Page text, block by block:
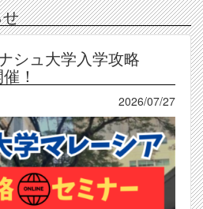
シュ大学入学攻略
！
2026/07/27